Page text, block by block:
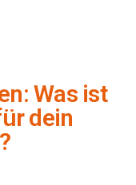
Was ist
dein